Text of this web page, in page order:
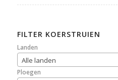
FILTER KOERSTRUIEN
Landen
Alle landen
Ploegen